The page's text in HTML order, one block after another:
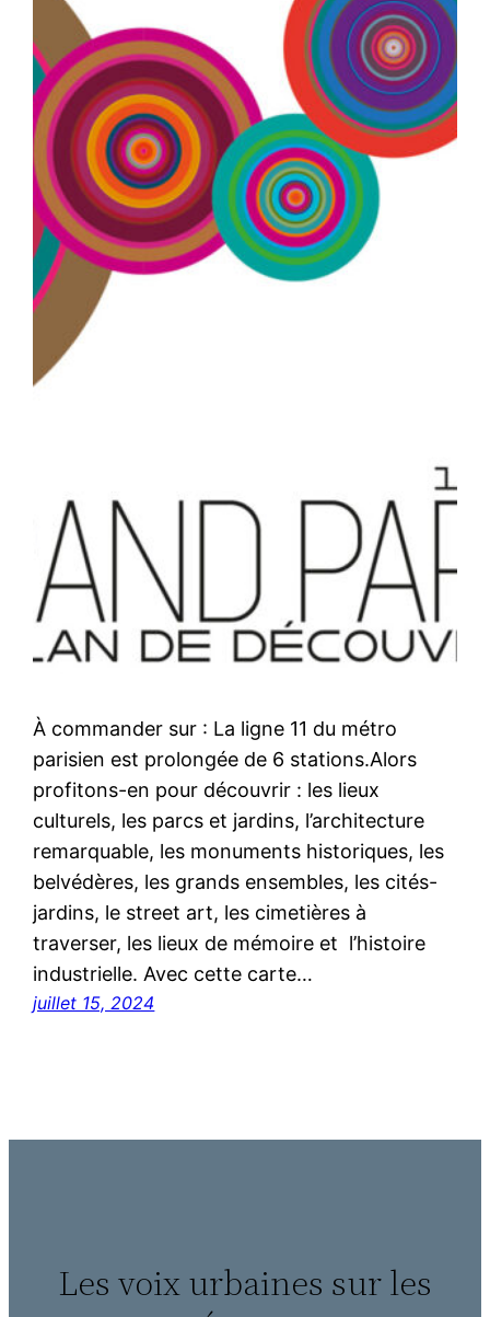
À commander sur : La ligne 11 du métro
parisien est prolongée de 6 stations.Alors
profitons-en pour découvrir : les lieux
culturels, les parcs et jardins, l’architecture
remarquable, les monuments historiques, les
belvédères, les grands ensembles, les cités-
jardins, le street art, les cimetières à
traverser, les lieux de mémoire et l’histoire
industrielle. Avec cette carte…
juillet 15, 2024
Les voix urbaines sur les